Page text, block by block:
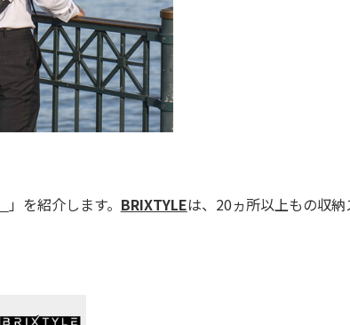
」を紹介します。 BRIXTYLEは、20ヵ所以上もの収納